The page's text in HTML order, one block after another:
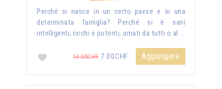
Perché si nasce in un certo paese e in una
determinata famiglia? Perché si è sani
intelligenti, ricchi e potenti, amati da tutti o al …
14.00CHF7.00CHF Aggiungere